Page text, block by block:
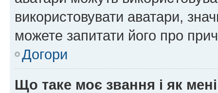
використовувати аватари,
можете запитати його про
Догори
Що таке моє звання і як